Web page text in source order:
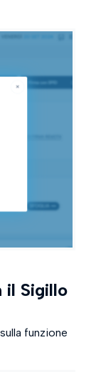
il Sigillo
funzione